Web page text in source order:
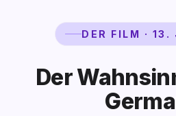
DER FILM ·
Der